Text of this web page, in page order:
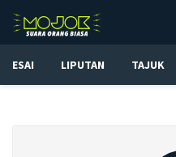
ESAI LIPUTAN TAJUK